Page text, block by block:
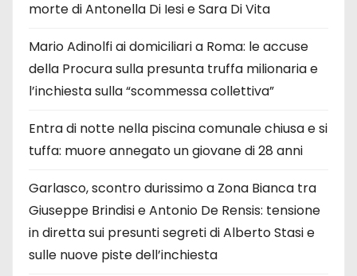
morte di Antonella Di Iesi e Sara Di Vita
Mario Adinolfi ai domiciliari a Roma: le accuse
della Procura sulla presunta truffa milionaria e
l’inchiesta sulla “scommessa collettiva”
Entra di notte nella piscina comunale chiusa e si
tuffa: muore annegato un giovane di 28 anni
Garlasco, scontro durissimo a Zona Bianca tra
Giuseppe Brindisi e Antonio De Rensis: tensione
in diretta sui presunti segreti di Alberto Stasi e
sulle nuove piste dell’inchiesta